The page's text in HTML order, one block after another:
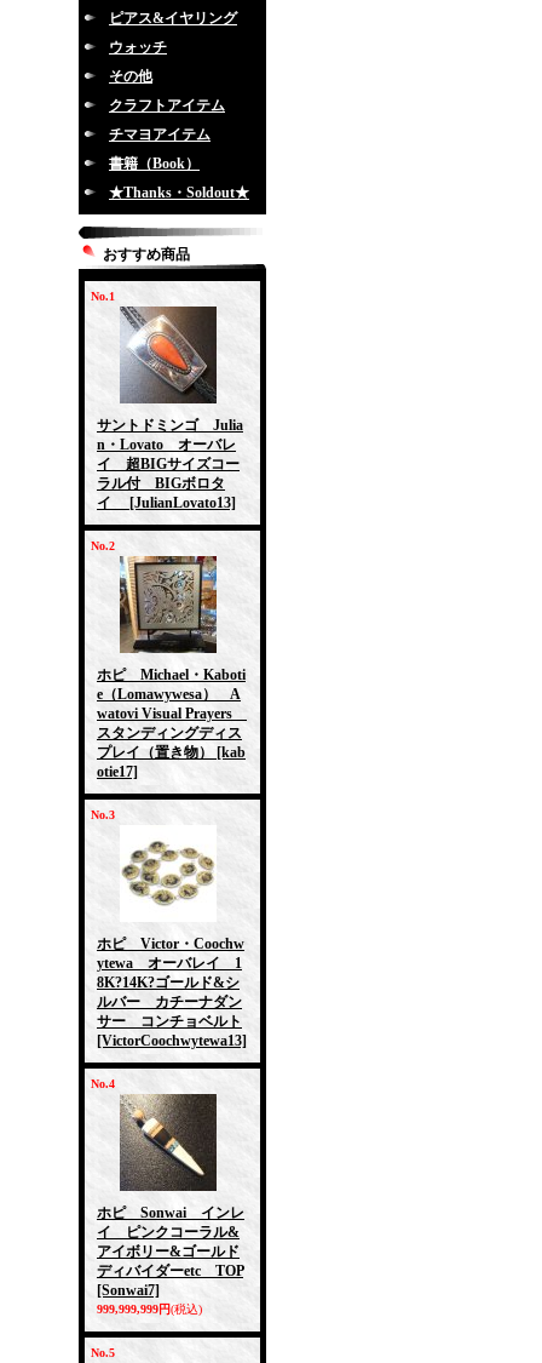
ピアス&イヤリング
ウォッチ
その他
クラフトアイテム
チマヨアイテム
書籍（Book）
★Thanks・Soldout★
おすすめ商品
No.1
サントドミンゴ Julia
n・Lovato オーバレ
イ 超BIGサイズコー
ラル付 BIGボロタ
イ
[JulianLovato13]
No.2
ホピ Michael・Kaboti
e（Lomawywesa） A
watovi Visual Prayers
スタンディングディス
プレイ（置き物）
[kab
otie17]
No.3
ホピ Victor・Coochw
ytewa オーバレイ 1
8K?14K?ゴールド&シ
ルバー カチーナダン
サー コンチョベルト
[VictorCoochwytewa13]
No.4
ホピ Sonwai インレ
イ ピンクコーラル&
アイボリー&ゴールド
ディバイダーetc TOP
[Sonwai7]
999,999,999円(税込)
No.5